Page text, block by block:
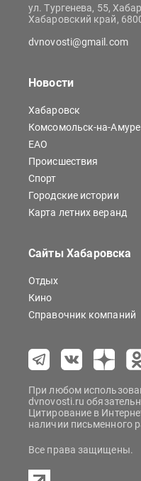
ул. Тургенева, 55,
Хабаровский край,
dvnovosti@gmail.com
Новости
Хабаровск
Комсомольск-на-Амуре
ЕАО
Происшествия
Спорт
Городские истории
Карта летних веранд
Сайты Хабаровска
Отдых
Кино
Справочник компаний
При любом
dvnovosti.ru
Цитирование в
наличии письменного
Все права защищены.